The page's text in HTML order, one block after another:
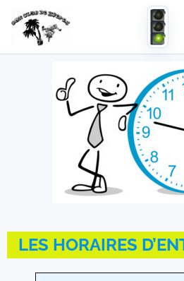
BMXHYERES.COM
Club de BMX Race
LES HORAIRES